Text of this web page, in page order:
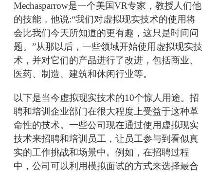
Mechasparrow是一个美国VR专家，教授人们他
的技能，他说:“我们对虚拟现实技术的使用将
会比我们今天所知道的更有趣，这只是时间问
题。”从那以后，一些领域开始使用虚拟现实技
术，并对它们的产品进行了改进，包括商业、
医药、制造、建筑和休闲行业等。
以下是当今虚拟现实技术的10个惊人用途。招
聘和培训企业部门在很大程度上受益于这种革
命性的技术。一些公司现在通过使用虚拟现实
技术来招聘和培训员工，让员工参与到看似真
实的工作挑战和场景中。例如，在招聘过程
中，公司可以利用模拟面试的方式来选择最合